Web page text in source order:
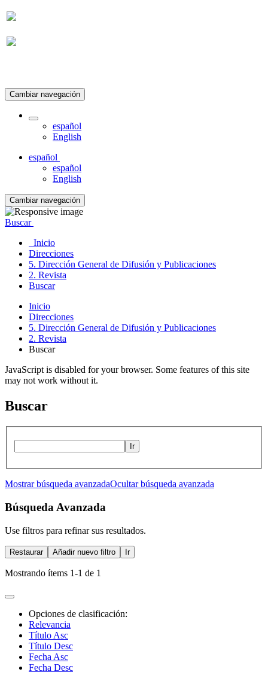
Cambiar navegación
español
English
español
español
English
Cambiar navegación
Buscar
Inicio
Direcciones
5. Dirección General de Difusión y Publicaciones
2. Revista
Buscar
Inicio
Direcciones
5. Dirección General de Difusión y Publicaciones
2. Revista
Buscar
JavaScript is disabled for your browser. Some features of this site
may not work without it.
Buscar
Ir
Mostrar búsqueda avanzadaOcultar búsqueda avanzada
Búsqueda Avanzada
Use filtros para refinar sus resultados.
Restaurar Añadir nuevo filtro Ir
Mostrando ítems 1-1 de 1
Opciones de clasificación:
Relevancia
Título Asc
Título Desc
Fecha Asc
Fecha Desc